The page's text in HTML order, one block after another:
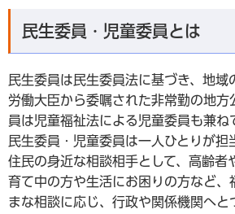
民生委員・児童委員とは
民生委員は民生委員法に基づき、地域
労働大臣から委嘱された非常勤の地方
員は児童福祉法による児童委員も兼ね
民生委員・児童委員は一人ひとりが担
住民の身近な相談相手として、高齢者
育て中の方や生活にお困りの方など、
まな相談に応じ、行政や関係機関へと